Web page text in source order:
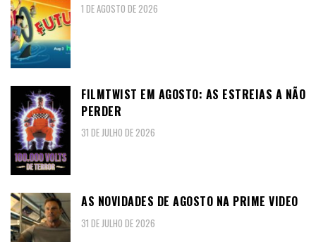
1 DE AGOSTO DE 2026
FILMTWIST EM AGOSTO: AS ESTREIAS A NÃO
PERDER
31 DE JULHO DE 2026
AS NOVIDADES DE AGOSTO NA PRIME VIDEO
31 DE JULHO DE 2026